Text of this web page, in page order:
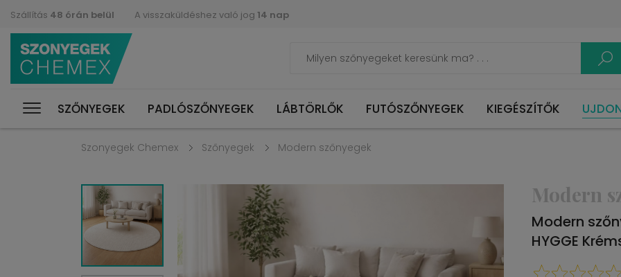
Szállítás 48 órán belül A visszaküldéshez való jog 14 nap
SZŐNYEGEK PADLÓSZŐNYEGEK LÁBTÖRLŐK FUTÓSZŐNYEGEK KIEGÉSZÍTŐK
Szonyegek Chemex Szőnyegek Modern szőnyegek
Modern
Modern
HYGGE